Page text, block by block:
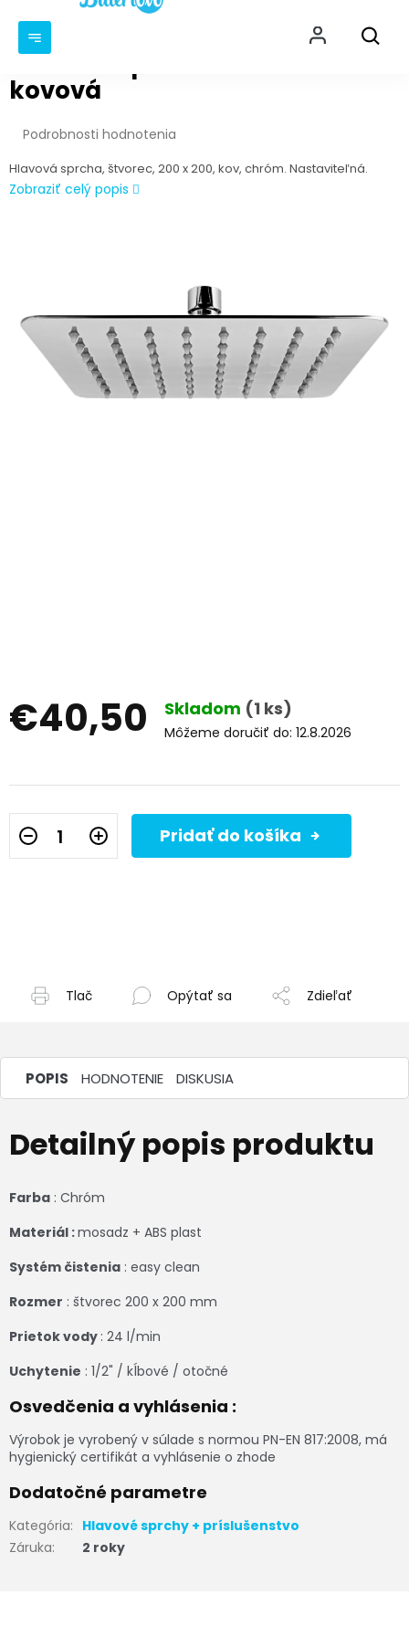
obsah
Hlavová sprcha štvorcová 200
kovová
Priemerné
produktu
je
Podrobnosti hodnotenia
Hlavová sprcha, štvorec, 200 x 200, kov, chróm. Nastaviteľná.
Zobraziť celý popis
€40,50 Skladom (1 ks)
Môžeme doručiť do: 12.8.2026
Pridať do košíka
Tlač Opýtať sa Zdieľať
POPIS HODNOTENIE DISKUSIA
Detailný popis produktu
Farba : Chróm
Materiál :mosadz + ABS plast
Systém čistenia : easy clean
Rozmer : štvorec 200 x 200 mm
Prietok vody : 24 l/min
Uchytenie : 1/2" / kĺbové / otočné
Osvedčenia a vyhlásenia :
Výrobok je vyrobený v súlade s normou PN-EN 817:2008, má
hygienický certifikát a vyhlásenie o zhode
Dodatočné parametre
Kategória: Hlavové sprchy + príslušenstvo
Záruka: 2 roky